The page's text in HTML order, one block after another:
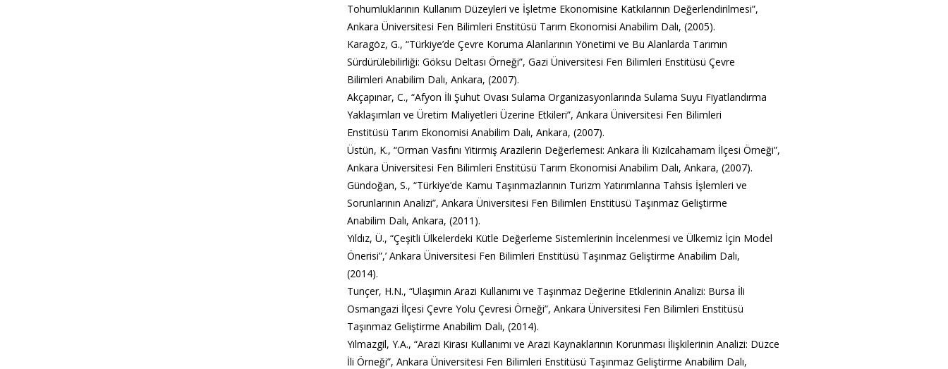
Tohumluklarının Kullanım Düzeyleri ve İşletme Ekonomisine Katkılarının Değerlendirilmesi”,
Ankara Üniversitesi Fen Bilimleri Enstitüsü Tarım Ekonomisi Anabilim Dalı, (2005).
Karagöz, G., “Türkiye’de Çevre Koruma Alanlarının Yönetimi ve Bu Alanlarda Tarımın
Sürdürülebilirliği: Göksu Deltası Örneği”, Gazi Üniversitesi Fen Bilimleri Enstitüsü Çevre
Bilimleri Anabilim Dalı, Ankara, (2007).
Akçapınar, C., “Afyon İli Şuhut Ovası Sulama Organizasyonlarında Sulama Suyu Fiyatlandırma
Yaklaşımları ve Üretim Maliyetleri Üzerine Etkileri”, Ankara Üniversitesi Fen Bilimleri
Enstitüsü Tarım Ekonomisi Anabilim Dalı, Ankara, (2007).
Üstün, K., “Orman Vasfını Yitirmiş Arazilerin Değerlemesi: Ankara İli Kızılcahamam İlçesi Örneği”,
Ankara Üniversitesi Fen Bilimleri Enstitüsü Tarım Ekonomisi Anabilim Dalı, Ankara, (2007).
Gündoğan, S., “Türkiye’de Kamu Taşınmazlarının Turizm Yatırımlarına Tahsis İşlemleri ve
Sorunlarının Analizi”, Ankara Üniversitesi Fen Bilimleri Enstitüsü Taşınmaz Geliştirme
Anabilim Dalı, Ankara, (2011).
Yıldız, Ü., “Çeşitli Ülkelerdeki Kütle Değerleme Sistemlerinin İncelenmesi ve Ülkemiz İçin Model
Önerisi”,’ Ankara Üniversitesi Fen Bilimleri Enstitüsü Taşınmaz Geliştirme Anabilim Dalı,
(2014).
Tunçer, H.N., “Ulaşımın Arazi Kullanımı ve Taşınmaz Değerine Etkilerinin Analizi: Bursa İli
Osmangazi İlçesi Çevre Yolu Çevresi Örneği”, Ankara Üniversitesi Fen Bilimleri Enstitüsü
Taşınmaz Geliştirme Anabilim Dalı, (2014).
Yılmazgil, Y.A., “Arazi Kirası Kullanımı ve Arazi Kaynaklarının Korunması İlişkilerinin Analizi: Düzce
İli Örneği”, Ankara Üniversitesi Fen Bilimleri Enstitüsü Taşınmaz Geliştirme Anabilim Dalı,